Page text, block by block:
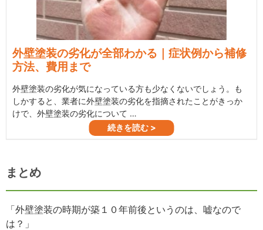
まとめ
「外壁塗装の時期が築１０年前後というのは、嘘なので
は？」